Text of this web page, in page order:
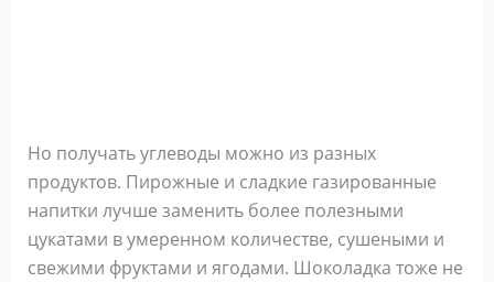
Но получать углеводы можно из разных
продуктов. Пирожные и сладкие газированные
напитки лучше заменить более полезными
цукатами в умеренном количестве, сушеными и
свежими фруктами и ягодами. Шоколадка тоже не